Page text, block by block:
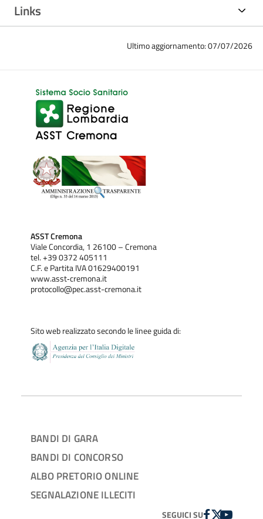
Links
Ultimo aggiornamento: 07/07/2026
ASST Cremona
Viale Concordia, 1 26100 – Cremona
tel. +39 0372 405111
C.F. e Partita IVA 01629400191
www.asst‐cremona.it
protocollo@pec.asst-cremona.it
Sito web realizzato secondo le linee guida di:
BANDI DI GARA
BANDI DI CONCORSO
ALBO PRETORIO ONLINE
SEGNALAZIONE ILLECITI
SEGUICI SUFACEBOOK
TWITTER
YOUTUBE